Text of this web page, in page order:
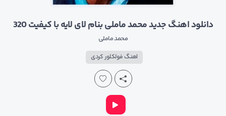
دانلود اهنگ جدید محمد ماملی بنام لای لایه با کیفیت 320
محمد ماملی
اهنگ فولکلور کردی